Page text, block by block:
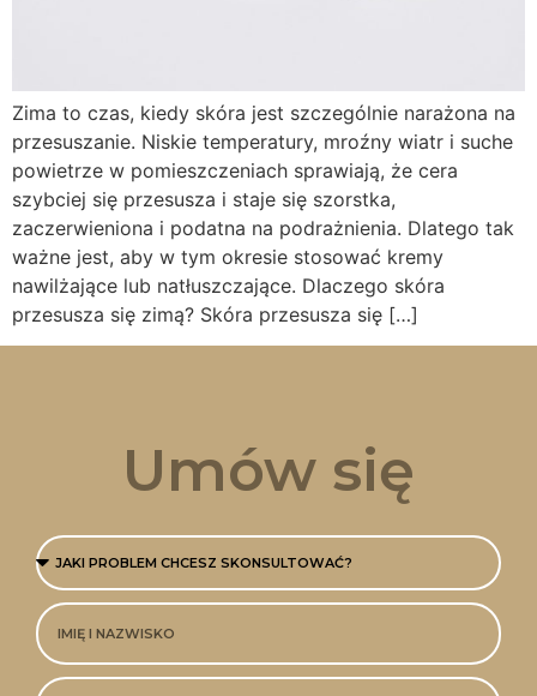
Zima to czas, kiedy skóra jest szczególnie narażona na
przesuszanie. Niskie temperatury, mroźny wiatr i suche
powietrze w pomieszczeniach sprawiają, że cera
szybciej się przesusza i staje się szorstka,
zaczerwieniona i podatna na podrażnienia. Dlatego tak
ważne jest, aby w tym okresie stosować kremy
nawilżające lub natłuszczające. Dlaczego skóra
przesusza się zimą? Skóra przesusza się […]
Umów się